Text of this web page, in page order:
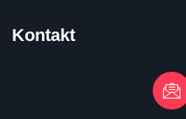
Kontakt